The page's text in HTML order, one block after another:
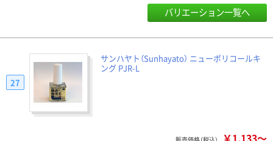
バリエーション一覧へ
サンハヤト（Sunhayato） ニューポリコールキ
ング PJR-L
27
￥1,133～